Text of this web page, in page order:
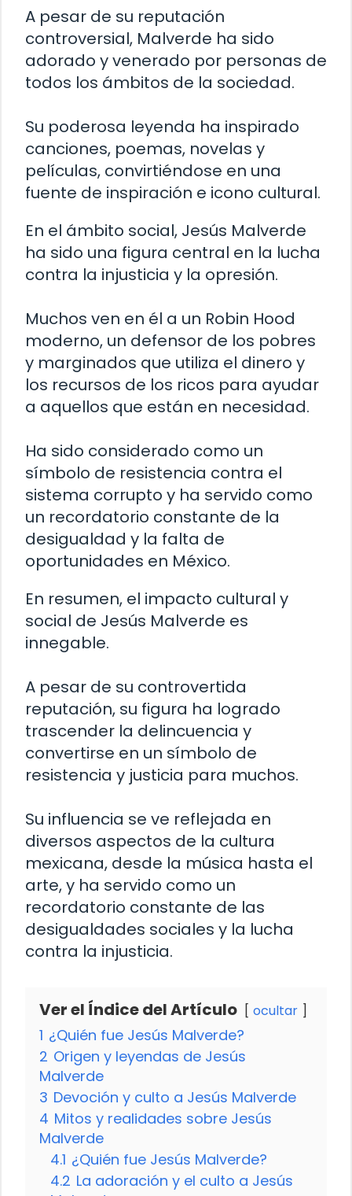
A pesar de su reputación
controversial, Malverde ha sido
adorado y venerado por personas de
todos los ámbitos de la sociedad.
Su poderosa leyenda ha inspirado
canciones, poemas, novelas y
películas, convirtiéndose en una
fuente de inspiración e icono cultural.
En el ámbito social, Jesús Malverde
ha sido una figura central en la lucha
contra la injusticia y la opresión.
Muchos ven en él a un Robin Hood
moderno, un defensor de los pobres
y marginados que utiliza el dinero y
los recursos de los ricos para ayudar
a aquellos que están en necesidad.
Ha sido considerado como un
símbolo de resistencia contra el
sistema corrupto y ha servido como
un recordatorio constante de la
desigualdad y la falta de
oportunidades en México.
En resumen, el impacto cultural y
social de Jesús Malverde es
innegable.
A pesar de su controvertida
reputación, su figura ha logrado
trascender la delincuencia y
convertirse en un símbolo de
resistencia y justicia para muchos.
Su influencia se ve reflejada en
diversos aspectos de la cultura
mexicana, desde la música hasta el
arte, y ha servido como un
recordatorio constante de las
desigualdades sociales y la lucha
contra la injusticia.
Ver el Índice del Artículo ocultar
1 ¿Quién fue Jesús Malverde?
2 Origen y leyendas de Jesús
Malverde
3 Devoción y culto a Jesús Malverde
4 Mitos y realidades sobre Jesús
Malverde
4.1 ¿Quién fue Jesús Malverde?
4.2 La adoración y el culto a Jesús